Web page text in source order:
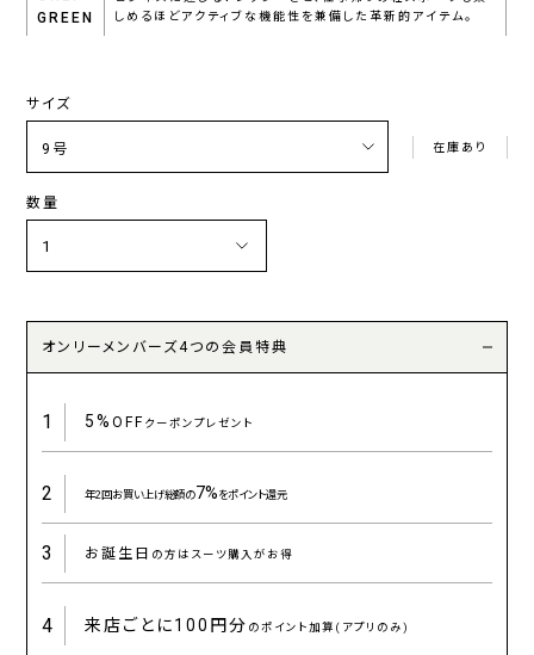
GREEN
しめるほどアクティブな機能性を兼備した革新的アイテム。
サイズ
在庫あり
数量
オンリーメンバーズ4つの会員特典
1 5%OFFクーポンプレゼント
2 年2回お買い上げ総額の7%をポイント還元
3 お誕生日 の方はスーツ購入がお得
4 来店ごとに100円分 のポイント加算(アプリのみ)